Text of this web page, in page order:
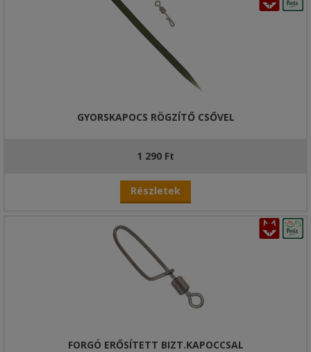
GYORSKAPOCS RÖGZÍTŐ CSŐVEL
1 290 Ft
Részletek
FORGÓ ERŐSÍTETT BIZT.KAPOCCSAL